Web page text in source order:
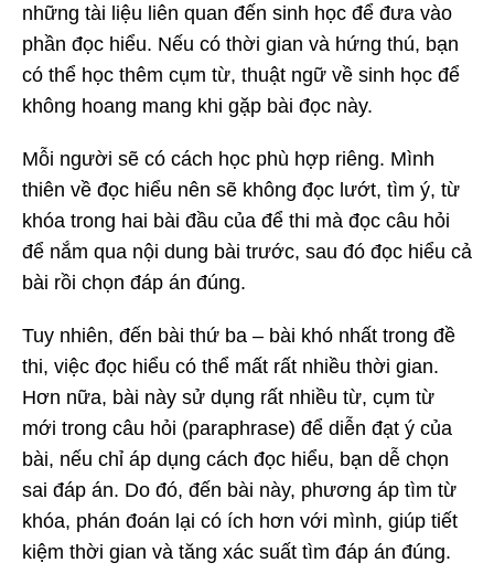
những tài liệu liên quan đến sinh học để đưa vào
phần đọc hiểu. Nếu có thời gian và hứng thú, bạn
có thể học thêm cụm từ, thuật ngữ về sinh học để
không hoang mang khi gặp bài đọc này.
Mỗi người sẽ có cách học phù hợp riêng. Mình
thiên về đọc hiểu nên sẽ không đọc lướt, tìm ý, từ
khóa trong hai bài đầu của để thi mà đọc câu hỏi
để nắm qua nội dung bài trước, sau đó đọc hiểu cả
bài rồi chọn đáp án đúng.
Tuy nhiên, đến bài thứ ba – bài khó nhất trong đề
thi, việc đọc hiểu có thể mất rất nhiều thời gian.
Hơn nữa, bài này sử dụng rất nhiều từ, cụm từ
mới trong câu hỏi (paraphrase) để diễn đạt ý của
bài, nếu chỉ áp dụng cách đọc hiểu, bạn dễ chọn
sai đáp án. Do đó, đến bài này, phương áp tìm từ
khóa, phán đoán lại có ích hơn với mình, giúp tiết
kiệm thời gian và tăng xác suất tìm đáp án đúng.